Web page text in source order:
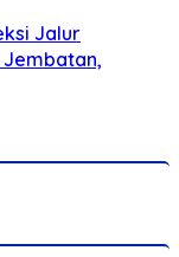
Jalur
Jembatan,